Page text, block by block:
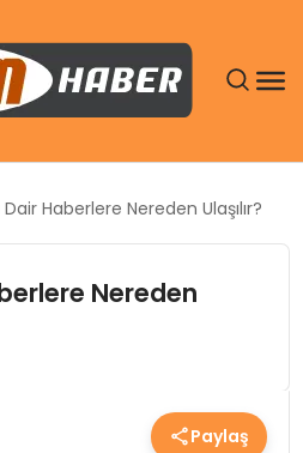
Haberlere Nereden Ulaşılır?
Nereden
Paylaş